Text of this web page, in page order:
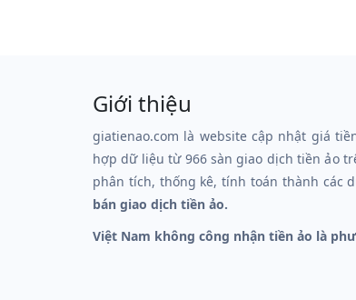
Giới thiệu
giatienao.com là website cập nhật giá
hợp dữ liệu từ 966 sàn giao dịch tiền ảo
phân tích, thống kê, tính toán thành các
bán giao dịch tiền ảo.
Việt Nam không công nhận tiền ảo là